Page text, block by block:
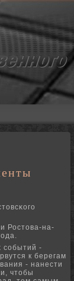
Ростова-на-
сοбытий -
к берегам
- нанести
чтобы